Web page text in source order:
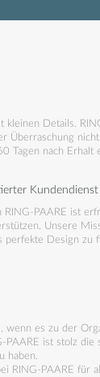
kleinen Details.
Überraschung
Tagen nach Erhalt
Kundendienst
RING-PAARE ist
Unsere
perfekte Design zu
wenn es zu der
PAARE ist stolz die
haben.
RING-PAARE für